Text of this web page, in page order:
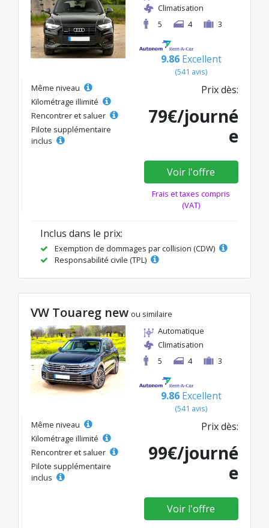
Climatisation
5
4 3
9.86 Excellent
(541 avis)
Même niveau
Kilométrage illimité
Rencontrer et saluer
Pilote supplémentaire
inclus
Prix dès:
79€/journé
e
Voir l'offre
Frais et taxes compris
(VAT)
Inclus dans le prix:
Exemption de dommages par collision (CDW)
Responsabilité civile (TPL)
VW Touareg new ou similaire
Automatique
Climatisation
5
4 3
9.86 Excellent
(541 avis)
Même niveau
Kilométrage illimité
Rencontrer et saluer
Pilote supplémentaire
inclus
Prix dès:
99€/journé
e
Voir l'offre